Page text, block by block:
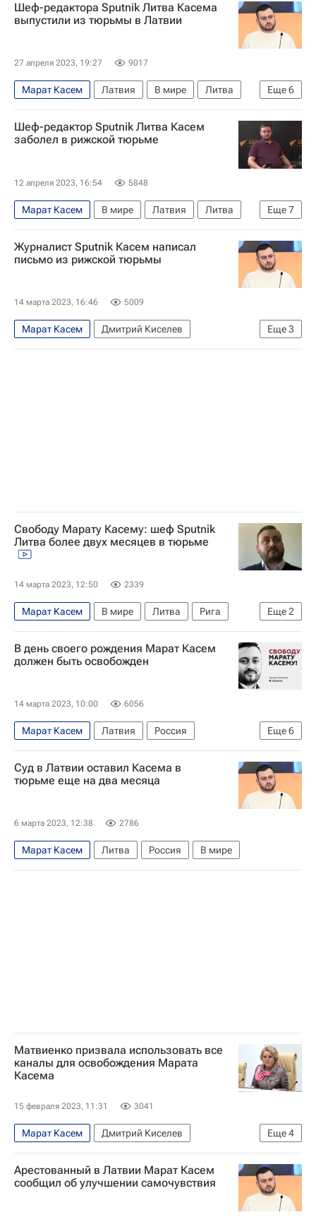
Шеф-редактора Sputnik Литва Касема
выпустили из тюрьмы в Латвии
27 апреля 2023, 19:27 9017
Еще6
Марат Касем Латвия В мире
Литва
Россия
ООН ОБСЕ
Совет Европы
Дмитрий Киселев
Татьяна Москалькова
Шеф-редактор Sputnik Литва Касем
заболел в рижской тюрьме
12 апреля 2023, 16:54 5848
Еще7
Марат Касем В мире Латвия
Литва
Задержание шеф-редактора Sputnik Литва Касема
Дмитрий Киселев
Россия
ОБСЕ
ООН
Журналист Sputnik Касем написал
письмо из рижской тюрьмы
14 марта 2023, 16:46 5009
Еще3
Марат Касем
Дмитрий Киселев
Альгирдас Палецкис
Свободу Марату Касему: шеф Sputnik
Литва более двух месяцев в тюрьме
14 марта 2023, 12:50 2339
Еще2
Марат Касем В мире Литва
Рига
Евросоюз
Видео
В день своего рождения Марат Касем
должен быть освобожден
14 марта 2023, 10:00 6056
Еще6
Марат Касем Латвия
Россия
Политика
ООН
Евросоюз
Совет Европы
МИА "Россия сегодня"
Суд в Латвии оставил Касема в
тюрьме еще на два месяца
6 марта 2023, 12:38 2786
Марат Касем Литва Россия В мире
Матвиенко призвала использовать все
каналы для освобождения Марата
Касема
15 февраля 2023, 11:31 3041
Еще4
Марат Касем
Дмитрий Киселев
Татьяна Москалькова
Совет Федерации РФ
Валентина Матвиенко
МИА "Россия сегодня"
Арестованный в Латвии Марат Касем
сообщил об улучшении самочувствия